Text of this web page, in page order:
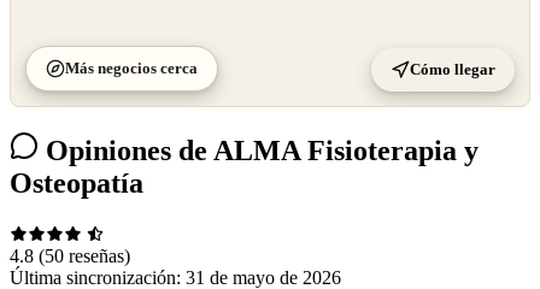
Más negocios cerca Cómo llegar
Opiniones de ALMA Fisioterapia y
Osteopatía
4.8 (50 reseñas)
Última sincronización: 31 de mayo de 2026